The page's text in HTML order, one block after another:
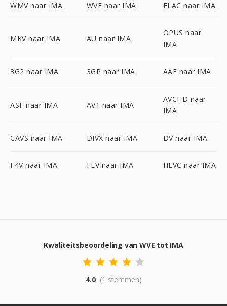
WMV naar IMA WVE naar IMA FLAC naar IMA
MKV naar IMA AU naar IMA
OPUS naar
IMA
3G2 naar IMA 3GP naar IMA AAF naar IMA
ASF naar IMA AV1 naar IMA
AVCHD naar
IMA
CAVS naar IMA DIVX naar IMA DV naar IMA
F4V naar IMA FLV naar IMA HEVC naar IMA
Kwaliteitsbeoordeling van WVE tot IMA
4.0 (1 stemmen)